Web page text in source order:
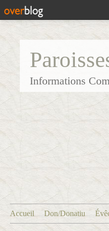
Informations
Accueil Don/Donatiu